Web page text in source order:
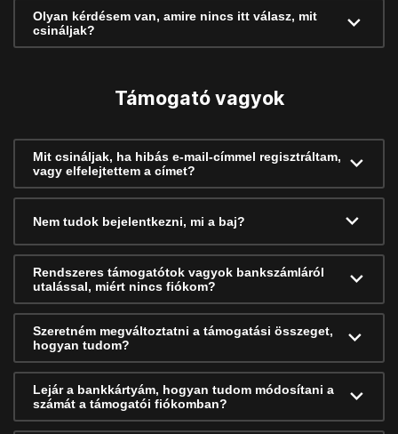
Olyan kérdésem van, amire nincs itt válasz, mit
csináljak?
Támogató vagyok
Mit csináljak, ha hibás e-mail-címmel regisztráltam,
vagy elfelejtettem a címet?
Nem tudok bejelentkezni, mi a baj?
Rendszeres támogatótok vagyok bankszámláról
utalással, miért nincs fiókom?
Szeretném megváltoztatni a támogatási összeget,
hogyan tudom?
Lejár a bankkártyám, hogyan tudom módosítani a
számát a támogatói fiókomban?